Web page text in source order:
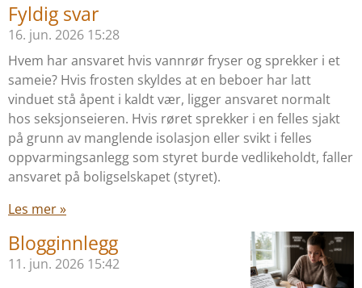
Fyldig svar
16. jun. 2026 15:28
Hvem har ansvaret hvis vannrør fryser og sprekker i et
sameie? Hvis frosten skyldes at en beboer har latt
vinduet stå åpent i kaldt vær, ligger ansvaret normalt
hos seksjonseieren. Hvis røret sprekker i en felles sjakt
på grunn av manglende isolasjon eller svikt i felles
oppvarmingsanlegg som styret burde vedlikeholdt, faller
ansvaret på boligselskapet (styret).
Les mer »
Blogginnlegg
11. jun. 2026 15:42